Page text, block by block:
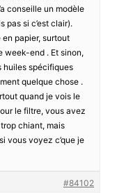
conseille un modèle
pas si c’est clair).
en papier, surtout
week-end . Et sinon,
huiles spécifiques
quelque chose .
quand je vois le
le filtre, vous avez
trop chiant, mais
vous voyez c’que je
#84102